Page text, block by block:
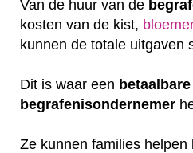
Van de huur van de
kosten van de kist,
kunnen de totale uitgaven
Dit is waar een betaalbare
begrafenisondernemer
Ze kunnen families helpen